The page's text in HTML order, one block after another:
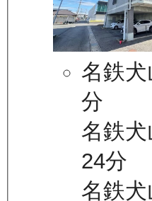
名鉄
分
名鉄
24分
名鉄